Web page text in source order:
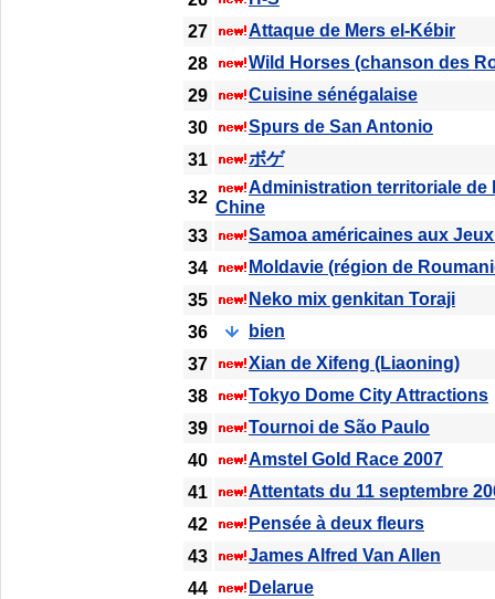
27
Attaque de Mers el-Kébir
28
Wild Horses (chanson des
29
Cuisine sénégalaise
30
Spurs de San Antonio
31
ボゲ
32
Administration territoriale de
Chine
33
Samoa américaines aux
34
Moldavie (région de
35
Neko mix genkitan Toraji
36
bien
37
Xian de Xifeng (Liaoning)
38
Tokyo Dome City Attractions
39
Tournoi de São Paulo
40
Amstel Gold Race 2007
41
Attentats du 11 septembre
42
Pensée à deux fleurs
43
James Alfred Van Allen
44
Delarue